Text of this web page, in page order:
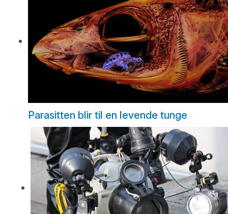
Parasitten blir til en levende tunge